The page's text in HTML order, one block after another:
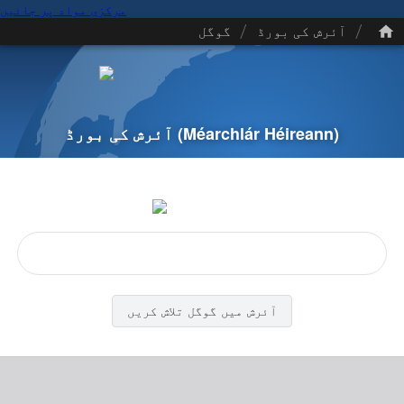
مرکزی مواد پر جائیں
/ آئرش کی بورڈ / گوگل
آئرش کی بورڈ (Méarchlár Héireann)
آئرش میں گوگل تلاش کریں